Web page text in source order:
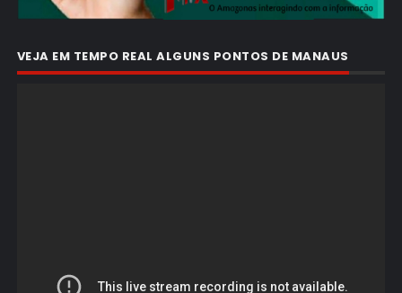
VEJA EM TEMPO REAL ALGUNS PONTOS DE MANAUS